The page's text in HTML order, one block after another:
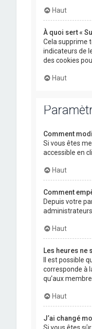
Haut
À quoi sert «
Cela supprime
indicateurs de
des cookies
Haut
Comment
Si vous êtes
accessible en
Haut
Comment
Depuis votre
Haut
Les heures ne
Il est possible
corresponde à
qu’aux
Haut
J’ai changé